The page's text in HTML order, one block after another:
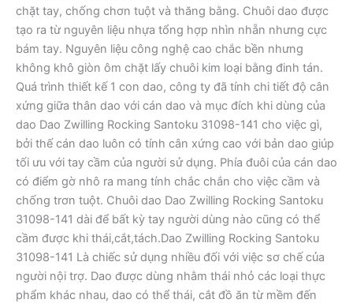
chặt tay, chống chơn tuột và thăng bằng. Chuôi dao được
tạo ra từ nguyên liệu nhựa tổng hợp nhìn nhẵn nhưng cực
bám tay. Nguyên liệu công nghệ cao chắc bền nhưng
không khô giòn ôm chặt lấy chuôi kim loại bằng đinh tán.
Quá trình thiết kế 1 con dao, công ty đã tính chi tiết độ cân
xứng giữa thân dao với cán dao và mục đích khi dùng của
dao Dao Zwilling Rocking Santoku 31098-141 cho việc gì,
bởi thế cán dao luôn có tính cân xứng cao với bản dao giúp
tối ưu với tay cầm của người sử dụng. Phía đuôi của cán dao
có điểm gờ nhô ra mang tính chắc chắn cho việc cầm và
chống trơn tuột. Chuôi dao Dao Zwilling Rocking Santoku
31098-141 dài để bất kỳ tay người dùng nào cũng có thể
cầm được khi thái,cắt,tách.Dao Zwilling Rocking Santoku
31098-141 Là chiếc sử dụng nhiều đối với việc sơ chế của
người nội trợ. Dao được dùng nhằm thái nhỏ các loại thực
phẩm khác nhau, dao có thể thái, cắt đồ ăn từ mềm đến